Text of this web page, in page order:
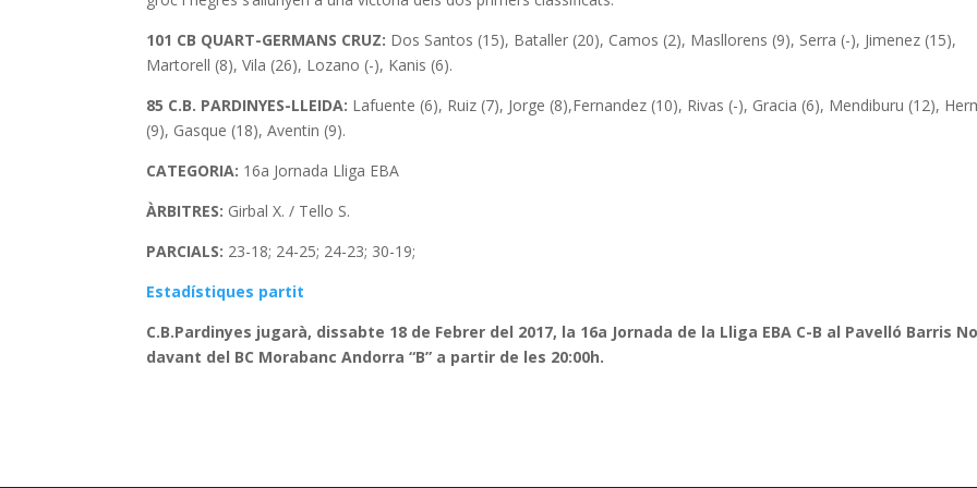
101 CB QUART-GERMANS CRUZ: Dos Santos (15), Bataller (20), Camos (2), Masllorens (9), Serra (-), Jimenez (15),
Martorell (8), Vila (26), Lozano (-), Kanis (6).
85 C.B. PARDINYES-LLEIDA: Lafuente (6), Ruiz (7), Jorge (8),Fernandez (10), Rivas (-), Gracia (6), Mendiburu (12),
(9), Gasque (18), Aventin (9).
CATEGORIA: 16a Jornada Lliga EBA
ÀRBITRES: Girbal X. / Tello S.
PARCIALS: 23-18; 24-25; 24-23; 30-19;
Estadístiques partit
C.B.Pardinyes jugarà, dissabte 18 de Febrer del 2017, la 16a Jornada de la Lliga EBA C-B al Pavelló Barris
davant del BC Morabanc Andorra “B” a partir de les 20:00h.